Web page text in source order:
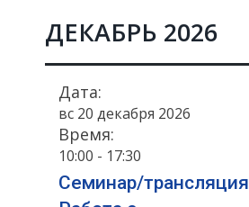
ДЕКАБРЬ 2026
Дата:
вс 20 декабря 2026
Время:
10:00 - 17:30
Семинар/трансляция